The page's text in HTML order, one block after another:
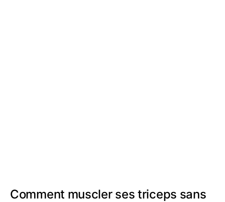
Comment muscler ses triceps sans